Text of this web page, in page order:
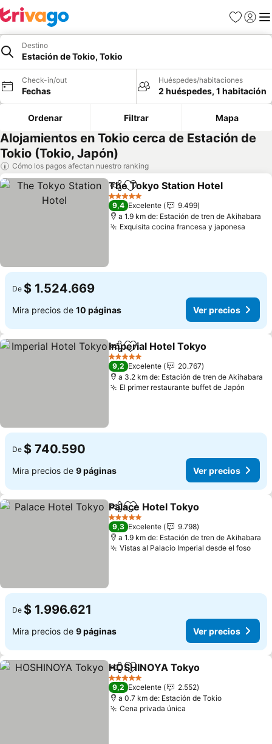
Favoritos
Iniciar
Destino
Estación de Tokio, Tokio
Check-in/out
Fechas
Huéspedes/habitaciones
2 huéspedes, 1 habitación
Ordenar Filtrar Mapa
Alojamientos en Tokio cerca de Estación de
Tokio (Tokio, Japón)
Cómo los pagos afectan nuestro ranking
Compartir
Agregar a favoritos
The Tokyo Station Hotel
5 Estrellas
9,4 Excelente
9.499
a 1.9 km de: Estación de tren de Akihabara
Exquisita cocina francesa y japonesa
De $ 1.524.669
Mira precios de 10 páginas Ver precios
CompartirAgregar a favoritos
Imperial Hotel Tokyo
5 Estrellas
9,2 Excelente
20.767
a 3.2 km de: Estación de tren de Akihabara
El primer restaurante buffet de Japón
De $ 740.590
Mira precios de 9 páginas Ver precios
CompartirAgregar a favoritos
Palace Hotel Tokyo
5 Estrellas
9,3 Excelente
9.798
a 1.9 km de: Estación de tren de Akihabara
Vistas al Palacio Imperial desde el foso
De $ 1.996.621
Mira precios de 9 páginas Ver precios
CompartirAgregar a favoritos
HOSHINOYA Tokyo
5 Estrellas
9,2 Excelente
2.552
a 0.7 km de: Estación de Tokio
Cena privada única